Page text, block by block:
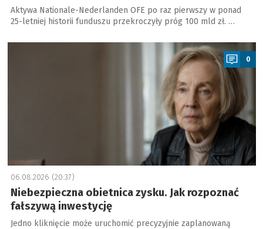
Aktywa Nationale-Nederlanden OFE po raz pierwszy w ponad
25-letniej historii funduszu przekroczyły próg 100 mld zł. …
a
0
06.08.2026 (20:37)
Niebezpieczna obietnica zysku. Jak rozpoznać
fałszywą inwestycję
Jedno kliknięcie może uruchomić precyzyjnie zaplanowaną